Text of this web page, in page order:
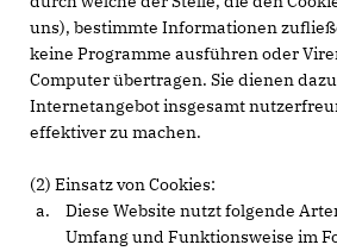
uns), bestimmte Informationen
keine Programme ausführen oder
Computer übertragen. Sie dienen
Internetangebot insgesamt
effektiver zu machen.
(2) Einsatz von Cookies:
Diese Website nutzt folgende
Umfang und Funktionsweise im